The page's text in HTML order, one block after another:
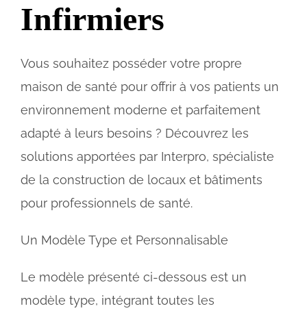
Infirmiers
Vous souhaitez posséder votre propre
maison de santé pour offrir à vos patients un
environnement moderne et parfaitement
adapté à leurs besoins ? Découvrez les
solutions apportées par Interpro, spécialiste
de la construction de locaux et bâtiments
pour professionnels de santé.
Un Modèle Type et Personnalisable
Le modèle présenté ci-dessous est un
modèle type, intégrant toutes les